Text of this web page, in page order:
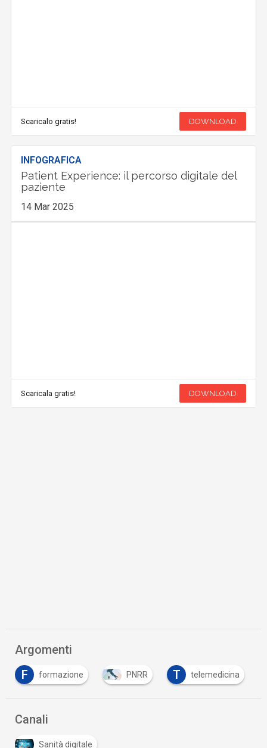
Scaricalo gratis! DOWNLOAD
INFOGRAFICA
Patient Experience: il percorso digitale del
paziente
14 Mar 2025
Scaricala gratis! DOWNLOAD
Argomenti
F
formazione PNRR T telemedicina
Canali
Sanità digitale